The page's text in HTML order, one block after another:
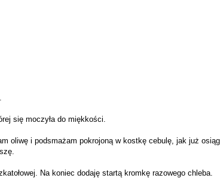
się moczyła do miękkości.
oliwę i podsmażam pokrojoną w kostkę cebulę, jak już
Na koniec dodaję startą kromkę razowego chleba.